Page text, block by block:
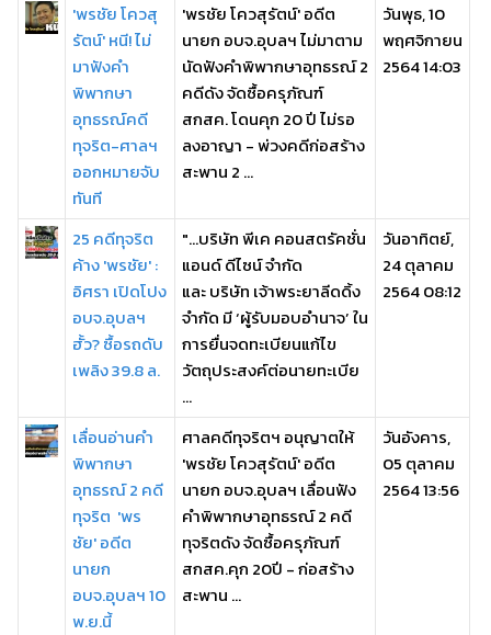
'พรชัย โควสุ
รัตน์' หนี! ไม่
มาฟังคำ
พิพากษา
อุทธรณ์คดี
ทุจริต-ศาลฯ
ออกหมายจับ
ทันที
'พรชัย โควสุรัตน์' อดีต
นายก อบจ.อุบลฯ ไม่มาตาม
นัดฟังคำพิพากษาอุทธรณ์ 2
คดีดัง จัดซื้อครุภัณฑ์
สกสค. โดนคุก 20 ปี ไม่รอ
ลงอาญา - พ่วงคดีก่อสร้าง
สะพาน 2 ...
วันพุธ, 10
พฤศจิกายน
2564 14:03
25 คดีทุจริต
ค้าง 'พรชัย' :
อิศรา เปิดโปง
อบจ.อุบลฯ
ฮั้ว? ซื้อรถดับ
เพลิง 39.8 ล.
"...บริษัท พีเค คอนสตรัคชั่น
แอนด์ ดีไซน์ จำกัด
และ บริษัท เจ้าพระยาลีดดิ้ง
จำกัด มี ‘ผู้รับมอบอำนาจ’ ใน
การยื่นจดทะเบียนแก้ไข
วัตถุประสงค์ต่อนายทะเบีย
...
วันอาทิตย์,
24 ตุลาคม
2564 08:12
เลื่อนอ่านคำ
พิพากษา
อุทธรณ์ 2 คดี
ทุจริต 'พร
ชัย' อดีต
นายก
อบจ.อุบลฯ 10
พ.ย.นี้
ศาลคดีทุจริตฯ อนุญาตให้
'พรชัย โควสุรัตน์' อดีต
นายก อบจ.อุบลฯ เลื่อนฟัง
คำพิพากษาอุทธรณ์ 2 คดี
ทุจริตดัง จัดซื้อครุภัณฑ์
สกสค.คุก 20ปี - ก่อสร้าง
สะพาน ...
วันอังคาร,
05 ตุลาคม
2564 13:56